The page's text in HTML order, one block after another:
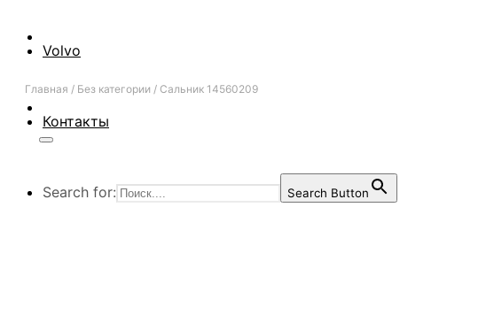
Volvo
Контакты
Search for: Search Button
Главная / Без категории / Сальник 14560209